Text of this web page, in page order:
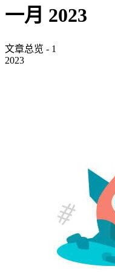
一月 2023
文章总览 - 1
2023